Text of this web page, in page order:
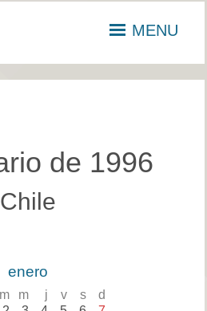
MENU
de 1996
Chile
enero
m m j v s d